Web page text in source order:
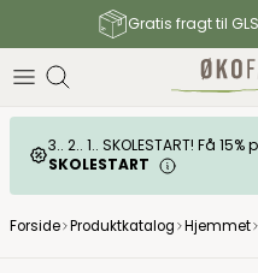
4.9 / 5
3.. 2.. 1.. SKOLESTART! Få
SKOLESTART
Forside Produktkatalog Hjemmet